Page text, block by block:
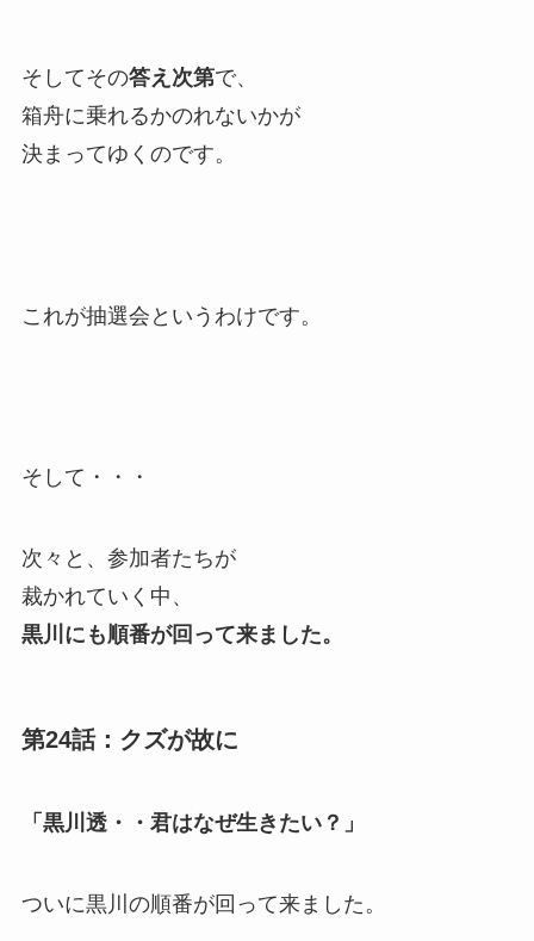
そしてその答え次第で、
箱舟に乗れるかのれないかが
決まってゆくのです。
これが抽選会というわけです。
そして・・・
次々と、参加者たちが
裁かれていく中、
黒川にも順番が回って来ました。
第24話：クズが故に
「黒川透・・君はなぜ生きたい？」
ついに黒川の順番が回って来ました。